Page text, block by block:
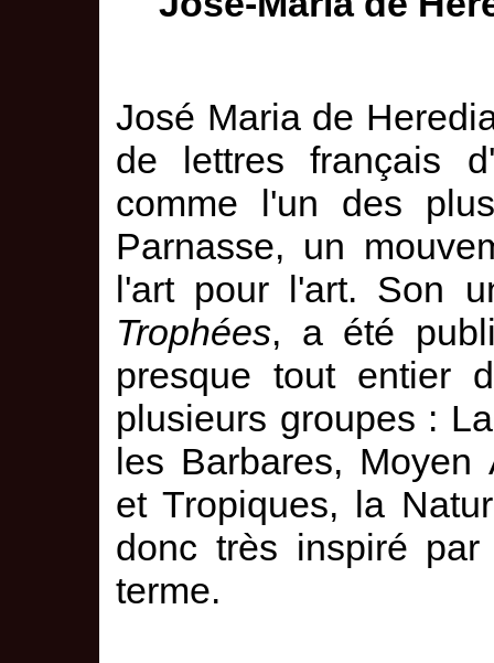
José Maria de
de lettres français
comme l'un des
Parnasse, un
l'art pour l'art. Son
Trophées, a été
presque tout entier
plusieurs groupes :
les Barbares, Moyen
et Tropiques, la
donc très inspiré
terme.